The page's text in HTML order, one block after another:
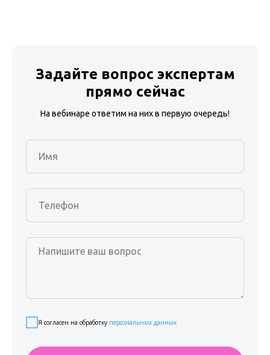
Задайте вопрос экспертам
прямо сейчас
На вебинаре ответим на них в первую очередь!
Я согласен на обработку персональных данных